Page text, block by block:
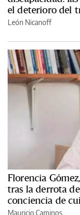
el deterioro del
León Nicanoff
Florencia
tras la derrota
conciencia de
Mauricio Caminos